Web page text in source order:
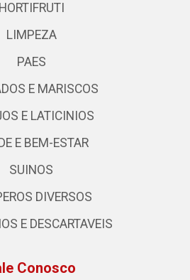
HORTIFRUTI
LIMPEZA
PAES
E MARISCOS
E LATICINIOS
E BEM-ESTAR
SUINOS
DIVERSOS
E DESCARTAVEIS
Conosco